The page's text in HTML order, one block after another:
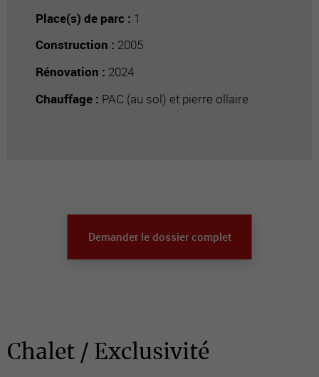
Place(s) de parc : 1
Construction : 2005
Rénovation : 2024
Chauffage : PAC (au sol) et pierre ollaire
Chalet / Exclusivité
Demander le dossier complet